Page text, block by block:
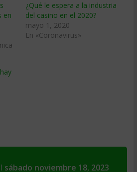
en
¿Qué le espera a la industria
del casino en el 2020?
mayo 1, 2020
En «Coronavirus»
sábado noviembre 18, 2023